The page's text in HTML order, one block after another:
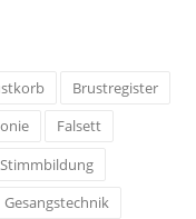
Brustregister
Falsett
Gesangstechnik